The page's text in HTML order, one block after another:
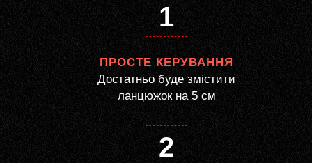
1
ПРОСТЕ КЕРУВАННЯ
Достатньо буде змістити
ланцюжок на 5 см
2